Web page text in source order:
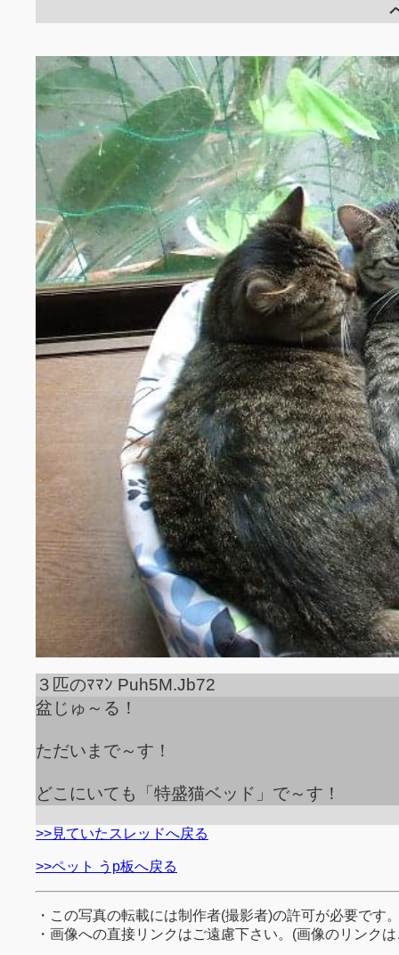
３匹のﾏﾏﾝ Puh5M.Jb72
盆じゅ～る！
ただいまで～す！
どこにいても「特盛猫ベッド」で～す！
>>見ていたスレッドへ戻る
>>ペット うp板へ戻る
・この写真の転載には制作者(撮影者)の許可が必要です
・画像への直接リンクはご遠慮下さい。(画像のリンク